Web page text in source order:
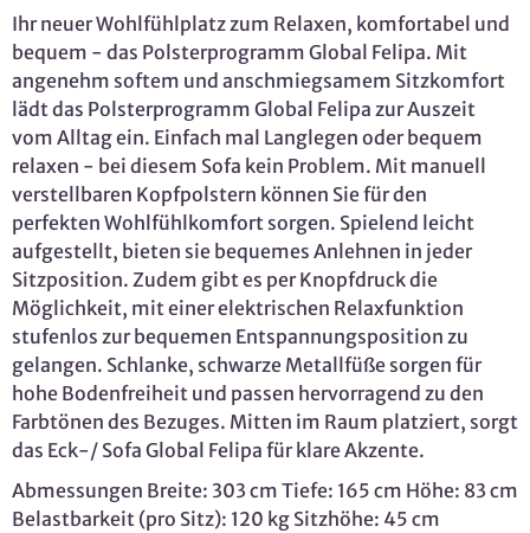
Ihr neuer Wohlfühlplatz zum Relaxen, komfortabel und
bequem - das Polsterprogramm Global Felipa. Mit
angenehm softem und anschmiegsamem Sitzkomfort
lädt das Polsterprogramm Global Felipa zur Auszeit
vom Alltag ein. Einfach mal Langlegen oder bequem
relaxen - bei diesem Sofa kein Problem. Mit manuell
verstellbaren Kopfpolstern können Sie für den
perfekten Wohlfühlkomfort sorgen. Spielend leicht
aufgestellt, bieten sie bequemes Anlehnen in jeder
Sitzposition. Zudem gibt es per Knopfdruck die
Möglichkeit, mit einer elektrischen Relaxfunktion
stufenlos zur bequemen Entspannungsposition zu
gelangen. Schlanke, schwarze Metallfüße sorgen für
hohe Bodenfreiheit und passen hervorragend zu den
Farbtönen des Bezuges. Mitten im Raum platziert, sorgt
das Eck-/ Sofa Global Felipa für klare Akzente.
Abmessungen Breite: 303 cm Tiefe: 165 cm Höhe: 83 cm
Belastbarkeit (pro Sitz): 120 kg Sitzhöhe: 45 cm